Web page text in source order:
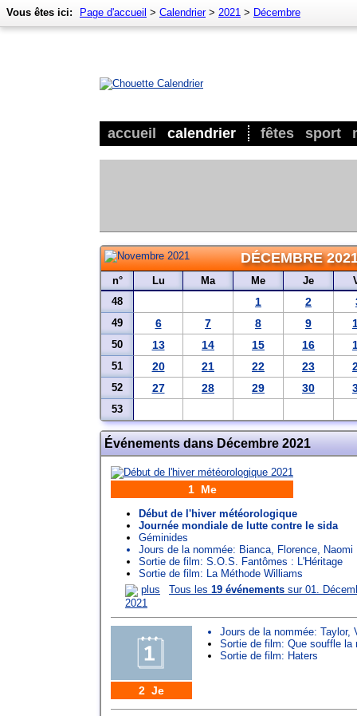
accueil calendrier fêtes sport
Vous êtes ici: Page d'accueil > Calendrier> 2021 > Décembre
DÉCEMBRE
n° Lu Ma Me Je
48
1 2
49 6 7 8 9
50 13 14 15 16
51 20 21 22 23
52 27 28 29 30
53
Événements dans Décembre 2021
1 Me
Début de l'hiver météorologique
Journée mondiale de lutte contre le sida
Géminides
Jours de la nommée: Bianca, Florence, Naomi
Sortie de film: S.O.S. Fantômes : L'Héritage
Sortie de film: La Méthode Williams
plus
Tous les 19 événements sur 01.
2021
2 Je
Jours de la nommée: Taylor,
Sortie de film: Que souffle la
Sortie de film: Haters